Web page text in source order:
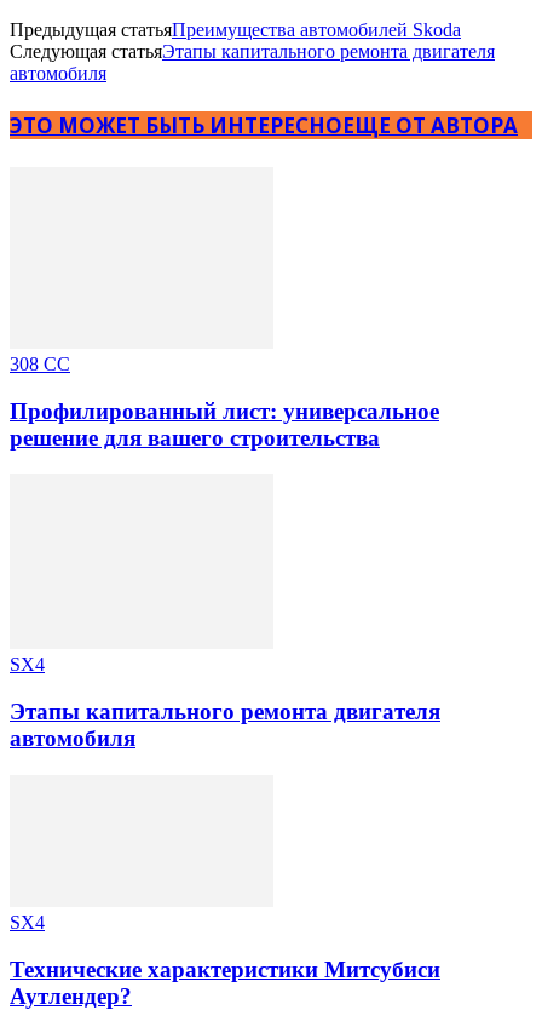
Предыдущая статьяПреимущества автомобилей Skoda
Следующая статьяЭтапы капитального ремонта двигателя
автомобиля
ЭТО МОЖЕТ БЫТЬ ИНТЕРЕСНОЕЩЕ ОТ АВТОРА
308 CC
Профилированный лист: универсальное
решение для вашего строительства
SX4
Этапы капитального ремонта двигателя
автомобиля
SX4
Технические характеристики Митсубиси
Аутлендер?